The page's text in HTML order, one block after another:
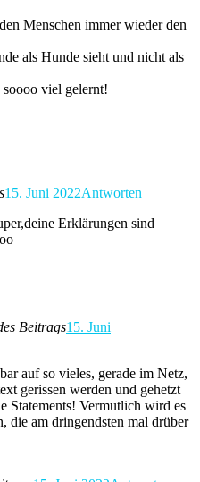
Menschen immer wieder den
als Hunde sieht und nicht als
viel gelernt!
15. Juni 2022Antworten
Erklärungen sind
Beitrags15. Juni
auf so vieles, gerade im Netz,
gerissen werden und gehetzt
Statements! Vermutlich wird es
die am dringendsten mal drüber